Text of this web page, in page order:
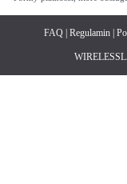
FAQ| Regulamin|